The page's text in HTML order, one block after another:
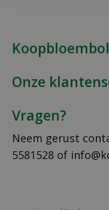
Onze
Vragen?
Neem gerust
5581528 of